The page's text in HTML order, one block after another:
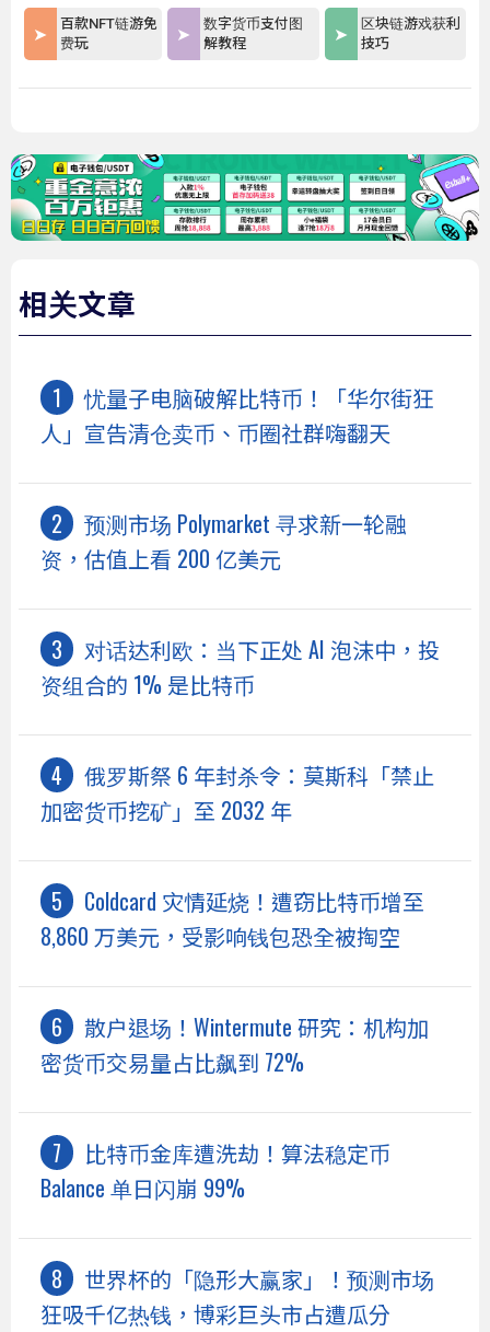
百款NFT链游免
费玩
数字货币支付图
解教程
区块链游戏获利
技巧
相关文章
忧量子电脑破解比特币！「华尔街狂
人」宣告清仓卖币、币圈社群嗨翻天
预测市场 Polymarket 寻求新一轮融
资，估值上看 200 亿美元
对话达利欧：当下正处 AI 泡沫中，投
资组合的 1% 是比特币
俄罗斯祭 6 年封杀令：莫斯科「禁止
加密货币挖矿」至 2032 年
Coldcard 灾情延烧！遭窃比特币增至
8,860 万美元，受影响钱包恐全被掏空
散户退场！Wintermute 研究：机构加
密货币交易量占比飙到 72%
比特币金库遭洗劫！算法稳定币
Balance 单日闪崩 99%
世界杯的「隐形大赢家」！预测市场
狂吸千亿热钱，博彩巨头市占遭瓜分